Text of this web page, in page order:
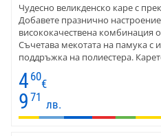
Чудесно великденско каре с
Добавете празнично
висококачествена комбинация
Съчетава мекотата на памука с
поддръжка на полиестера.
създаване на уникални
4 60
€
9 71
лв.